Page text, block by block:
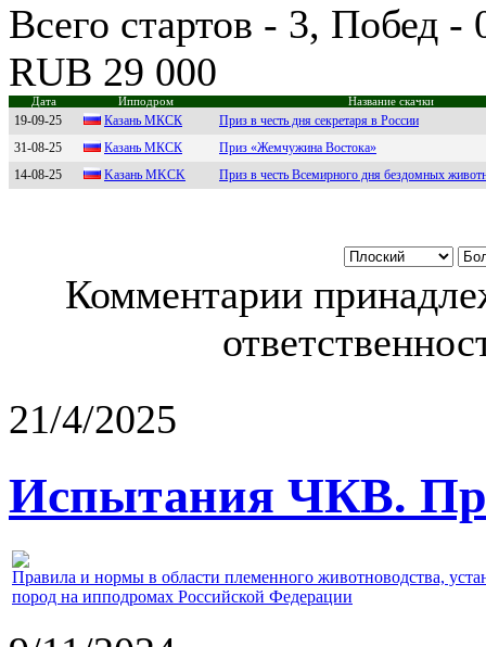
Всего стартов - 3, Побед
RUB 29 000
Дата Ипподром Название скачки
19-09-25 Казань MКСК
Приз в честь дня секретаря в России
31-08-25
Кaзaнь MКСК
Приз «Жемчужина Востока»
14-08-25
Kазань МKСK Приз в честь Всемирного дня бездомных
Комментарии
21/4/2025
Испытания ЧКВ.
Правила и нормы в области племенного животноводства,
пород на ипподромах Российской Федерации